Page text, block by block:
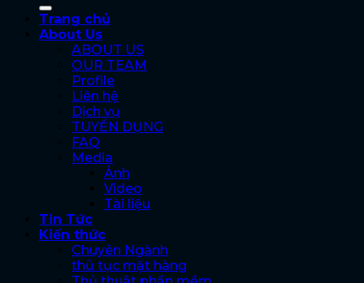
Trang chủ
About Us
ABOUT US
OUR TEAM
Profile
Liên hệ
Dịch vụ
TUYỂN DỤNG
FAQ
Media
Ảnh
Video
Tài liệu
Tin Tức
Kiến thức
Chuyên Ngành
thủ tục mặt hàng